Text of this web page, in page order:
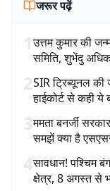
जरूर पढ़ें
1उत्तम कुमार की
समिति, शुभेंदु
2SIR ट्रिब्यूनल की
हाईकोर्ट से कही ये
3ममता बनर्जी
समझें क्या है
4सावधान! पश्चिम
क्षेत्र, 8 अगस्त से